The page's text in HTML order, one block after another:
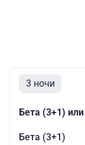
3 ночи
Бета (3+1)
Бета (3+1)